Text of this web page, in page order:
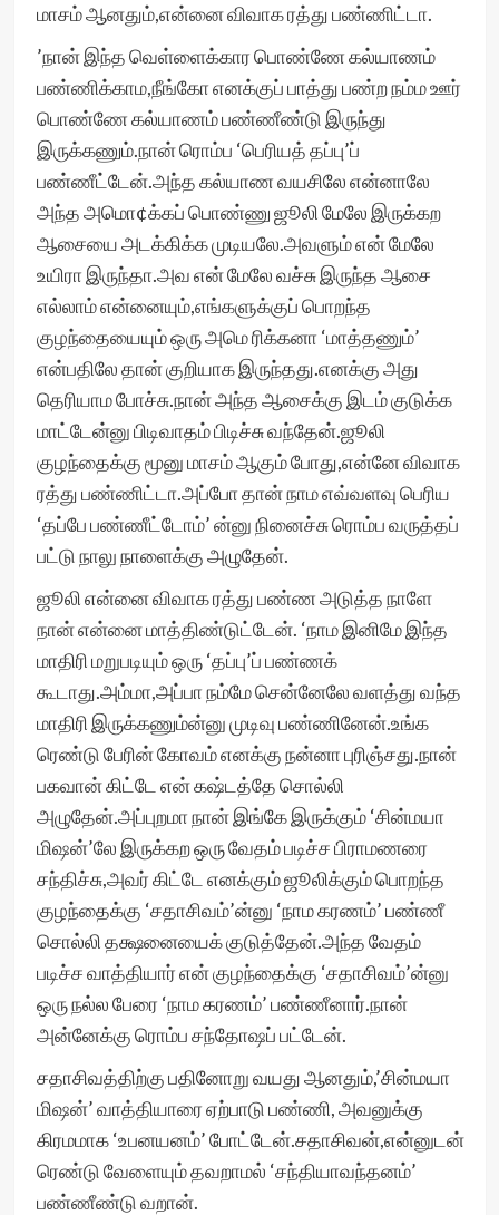
மாசம் ஆனதும்,என்னை விவாக ரத்து பண்ணிட்டா.
’நான் இந்த வெள்ளைக்கார பொண்ணே கல்யாணம்
பண்ணிக்காம,நீங்கோ எனக்குப் பாத்து பண்ற நம்ம ஊர்
பொண்ணே கல்யாணம் பண்ணீண்டு இருந்து
இருக்கணும்.நான் ரொம்ப ‘பெரியத் தப்பு’ப்
பண்ணீட்டேன்.அந்த கல்யாண வயசிலே என்னாலே
அந்த அமொ¢க்கப் பொண்ணு ஜூலி மேலே இருக்கற
ஆசையை அடக்கிக்க முடியலே.அவளும் என் மேலே
உயிரா இருந்தா.அவ என் மேலே வச்சு இருந்த ஆசை
எல்லாம் என்னையும்,எங்களுக்குப் பொறந்த
குழந்தையையும் ஒரு அமெ ரிக்கனா ‘மாத்தணும்’
என்பதிலே தான் குறியாக இருந்தது.எனக்கு அது
தெரியாம போச்சு.நான் அந்த ஆசைக்கு இடம் குடுக்க
மாட்டேன்னு பிடிவாதம் பிடிச்சு வந்தேன்.ஜூலி
குழந்தைக்கு மூனு மாசம் ஆகும் போது,என்னே விவாக
ரத்து பண்ணிட்டா.அப்போ தான் நாம எவ்வளவு பெரிய
‘தப்பே பண்ணீட்டோம்’ ன்னு நினைச்சு ரொம்ப வருத்தப்
பட்டு நாலு நாளைக்கு அழுதேன்.
ஜூலி என்னை விவாக ரத்து பண்ண அடுத்த நாளே
நான் என்னை மாத்திண்டுட்டேன். ‘நாம இனிமே இந்த
மாதிரி மறுபடியும் ஒரு ‘தப்பு’ப் பண்ணக்
கூடாது.அம்மா,அப்பா நம்மே சென்னேலே வளத்து வந்த
மாதிரி இருக்கணும்ன்னு முடிவு பண்ணினேன்.உங்க
ரெண்டு பேரின் கோவம் எனக்கு நன்னா புரிஞ்சது.நான்
பகவான் கிட்டே என் கஷ்டத்தே சொல்லி
அழுதேன்.அப்புறமா நான் இங்கே இருக்கும் ‘சின்மயா
மிஷன்’லே இருக்கற ஒரு வேதம் படிச்ச பிராமணரை
சந்திச்சு,அவர் கிட்டே எனக்கும் ஜூலிக்கும் பொறந்த
குழந்தைக்கு ‘சதாசிவம்’ன்னு ‘நாம கரணம்’ பண்ணீ
சொல்லி தக்ஷனையைக் குடுத்தேன்.அந்த வேதம்
படிச்ச வாத்தியார் என் குழந்தைக்கு ‘சதாசிவம்’ன்னு
ஒரு நல்ல பேரை ‘நாம கரணம்’ பண்ணீனார்.நான்
அன்னேக்கு ரொம்ப சந்தோஷப் பட்டேன்.
சதாசிவத்திற்கு பதினோறு வயது ஆனதும்,’சின்மயா
மிஷன்’ வாத்தியாரை ஏற்பாடு பண்ணி, அவனுக்கு
கிரமமாக ‘உபனயனம்’ போட்டேன்.சதாசிவன்,என்னுடன்
ரெண்டு வேளையும் தவறாமல் ‘சந்தியாவந்தனம்’
பண்ணீண்டு வறான்.